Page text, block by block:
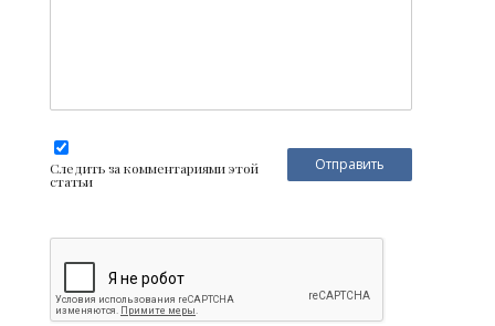
Следить за комментариями этой
статьи